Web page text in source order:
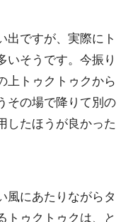
出ですが、実際にト
いそうです。今振り
上トゥクトゥクから
その場で降りて別の
したほうが良かった
風にあたりながらタ
ゥクトゥクは、
と